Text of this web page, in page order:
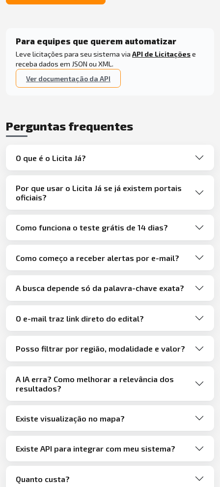
Para equipes que querem automatizar
Leve licitações para seu sistema via API de Licitaçõese
receba dados em JSON ou XML.
Ver documentação da API
Perguntas frequentes
O que é o Licita Já?
Por que usar o Licita Já se já existem portais
oficiais?
Como funciona o teste grátis de 14 dias?
Como começo a receber alertas por e-mail?
A busca depende só da palavra-chave exata?
O e-mail traz link direto do edital?
Posso filtrar por região, modalidade e valor?
A IA erra? Como melhorar a relevância dos
resultados?
Existe visualização no mapa?
Existe API para integrar com meu sistema?
Quanto custa?